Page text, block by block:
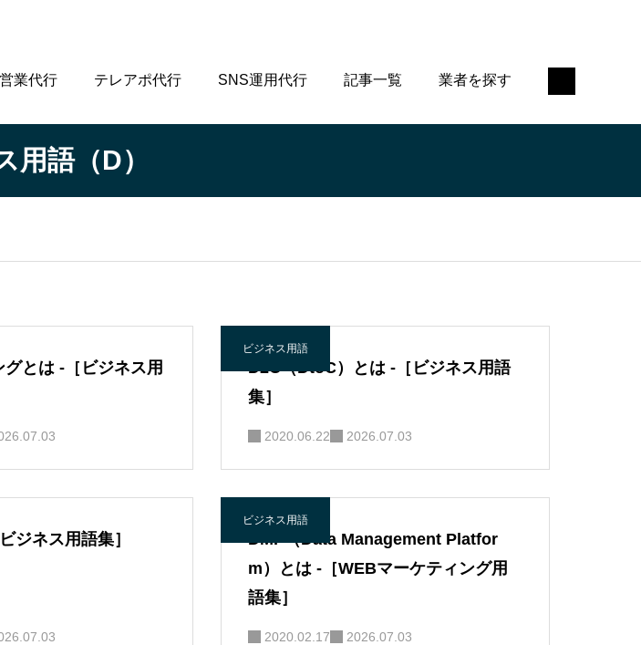
営業代行 テレアポ代行 SNS運用代行 記事一覧 業者を探す
用語（D）
とは -［ビジネス用
ビジネス用語
D2C（DtoC）とは -［ビジネス用語
集］
2020.06.22 2026.07.03
ジネス用語集］
ビジネス用語
DMP（Data Management Platfor
m）とは -［WEBマーケティング用
語集］
2020.02.17 2026.07.03